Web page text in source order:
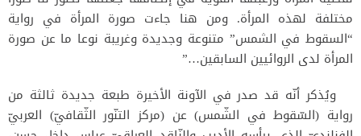
مختلفة لهذه المرأة. ومن هنا جاءت صورة المرأة في رواية
“السقوط في الشمس” متنوعة وجديدة وغريبة نوعا ما عن صورة
المرأة لدى الروائيين السابقين…”
ويُذكر أنّه قد صدر في الآونة الأخيرة طبعة جديدة ثالثة من
رواية (السّقوط في الشّمس) عن (مركز التنّور الثّقافيّ) العربيّ